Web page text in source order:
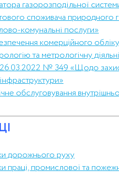
газорозподільної
споживача природного
комунальні послуги»
комерційного
та метрологічну
№ 349 «Щодо
обслуговування
дорожнього руху
праці, промислової та